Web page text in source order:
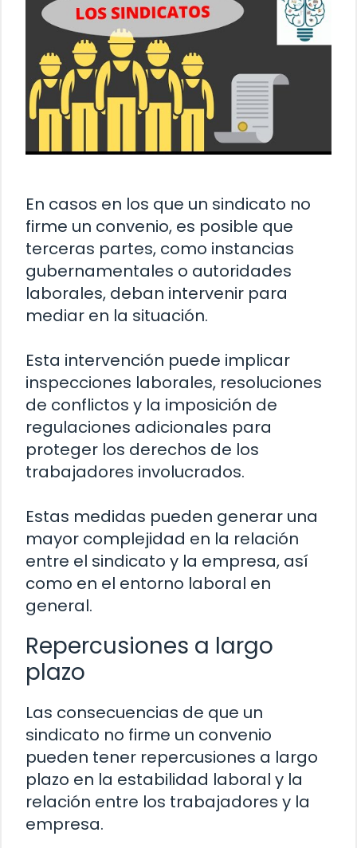
En casos en los que un sindicato no
firme un convenio, es posible que
terceras partes, como instancias
gubernamentales o autoridades
laborales, deban intervenir para
mediar en la situación.
Esta intervención puede implicar
inspecciones laborales, resoluciones
de conflictos y la imposición de
regulaciones adicionales para
proteger los derechos de los
trabajadores involucrados.
Estas medidas pueden generar una
mayor complejidad en la relación
entre el sindicato y la empresa, así
como en el entorno laboral en
general.
Repercusiones a largo
plazo
Las consecuencias de que un
sindicato no firme un convenio
pueden tener repercusiones a largo
plazo en la estabilidad laboral y la
relación entre los trabajadores y la
empresa.